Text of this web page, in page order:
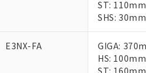
ST:
SHS:
E3NX-FA
GIGA:
HS:
ST:
在庫状況お
のであり、
正式な納期
当社販売員
ル（DBP） 1000ppm
但し、RoHS指令で産
※2 対応予定月
*中国RoHS10物質の基
Pb(鉛) :1000ppm、
DBP(フタル酸ジブチ
DEHP(フタル酸ビス(2-
当社は規制
置等に一切
当社は、貴
○ 一定数
一定数に